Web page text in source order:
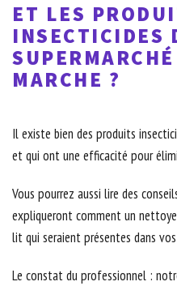
ET LES
INSECTICIDES
MARCHE ?
Il existe bien des produits
et qui ont une efficacité pour
Vous pourrez aussi lire des
expliqueront comment un
lit qui seraient présentes dans
Le constat du professionnel :